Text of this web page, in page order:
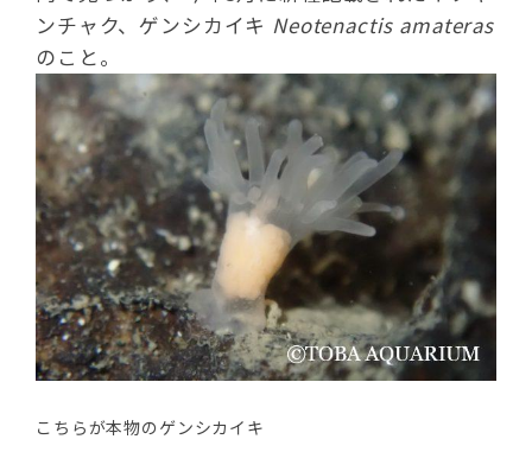
ンチャク、ゲンシカイキ Neotenactis amateras
のこと。
こちらが本物のゲンシカイキ